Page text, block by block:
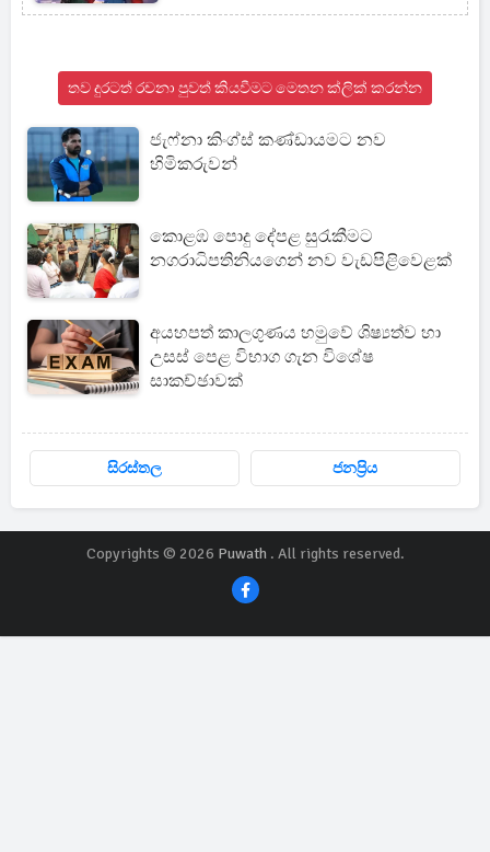
- 9)
තව දුරටත් රචනා පුවත් කියවීමට මෙතන ක්ලික් කරන්න
ජැෆ්නා කිංග්ස් කණ්ඩායමට නව
හිමිකරුවන්
කොළඹ පොදු දේපළ සුරැකීමට
නගරාධිපතිනියගෙන් නව වැඩපිළිවෙළක්
අයහපත් කාලගුණය හමුවේ ශිෂ්‍යත්ව හා
උසස් පෙළ විභාග ගැන විශේෂ
සාකච්ඡාවක්
සිරස්තල ජනප්‍රිය
Copyrights © 2026 Puwath. All rights reserved.